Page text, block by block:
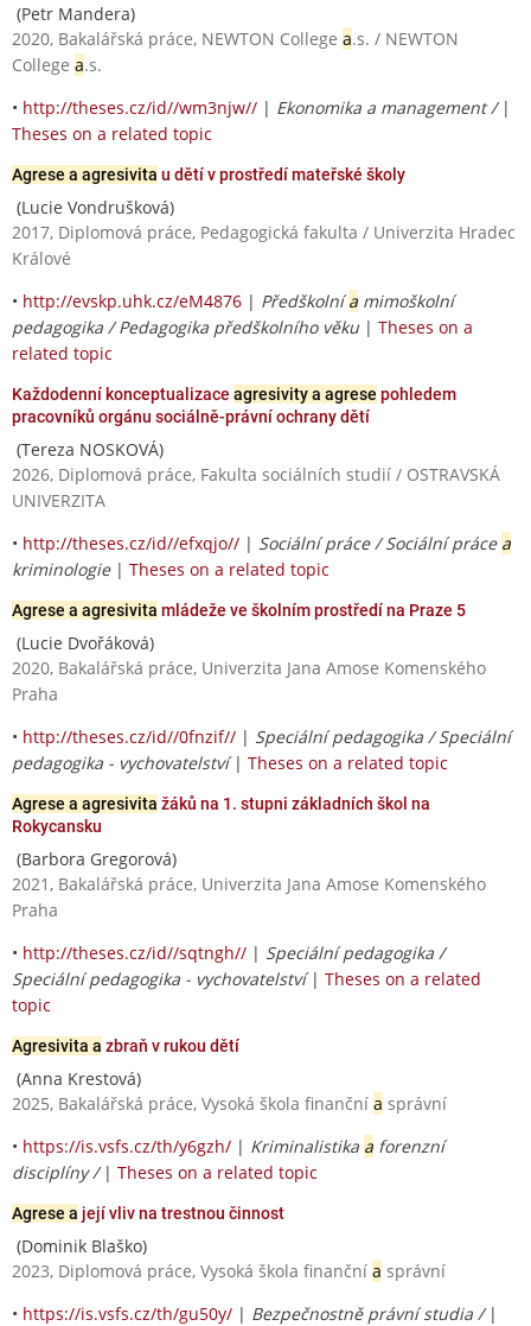
(Petr Mandera)
2020, Bakalářská práce, NEWTON College a.s. / NEWTON
College a.s.
• http://theses.cz/id//wm3njw// | Ekonomika a management / |
Theses on a related topic
Agrese a agresivita u dětí v prostředí mateřské školy
(Lucie Vondrušková)
2017, Diplomová práce, Pedagogická fakulta / Univerzita Hradec
Králové
• http://evskp.uhk.cz/eM4876 | Předškolnía mimoškolní
pedagogika / Pedagogika předškolního věku | Theses on a
related topic
Každodenní konceptualizace agresivity a agrese pohledem
pracovníků orgánu sociálně-právní ochrany dětí
(Tereza NOSKOVÁ)
2026, Diplomová práce, Fakulta sociálních studií / OSTRAVSKÁ
UNIVERZITA
• http://theses.cz/id//efxqjo// | Sociální práce / Sociální práce a
kriminologie| Theses on a related topic
Agrese a agresivita mládeže ve školním prostředí na Praze 5
(Lucie Dvořáková)
2020, Bakalářská práce, Univerzita Jana Amose Komenského
Praha
• http://theses.cz/id//0fnzif// | Speciální pedagogika / Speciální
pedagogika - vychovatelství| Theses on a related topic
Agrese a agresivita žáků na 1. stupni základních škol na
Rokycansku
(Barbora Gregorová)
2021, Bakalářská práce, Univerzita Jana Amose Komenského
Praha
• http://theses.cz/id//sqtngh// | Speciální pedagogika /
Speciální pedagogika - vychovatelství| Theses on a related
topic
Agresivita a zbraň v rukou dětí
(Anna Krestová)
2025, Bakalářská práce, Vysoká škola finanční a správní
• https://is.vsfs.cz/th/y6gzh/ | Kriminalistika a forenzní
disciplíny / | Theses on a related topic
Agrese a její vliv na trestnou činnost
(Dominik Blaško)
2023, Diplomová práce, Vysoká škola finanční a správní
• https://is.vsfs.cz/th/gu50y/ | Bezpečnostně právní studia / |